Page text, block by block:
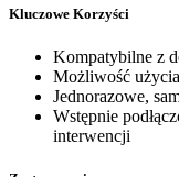
Kluczowe Korzyści
Kompatybilne z
Możliwość
Jednorazowe,
Wstępnie
interwencji